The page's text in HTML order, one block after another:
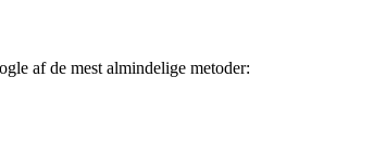
af de mest almindelige metoder: